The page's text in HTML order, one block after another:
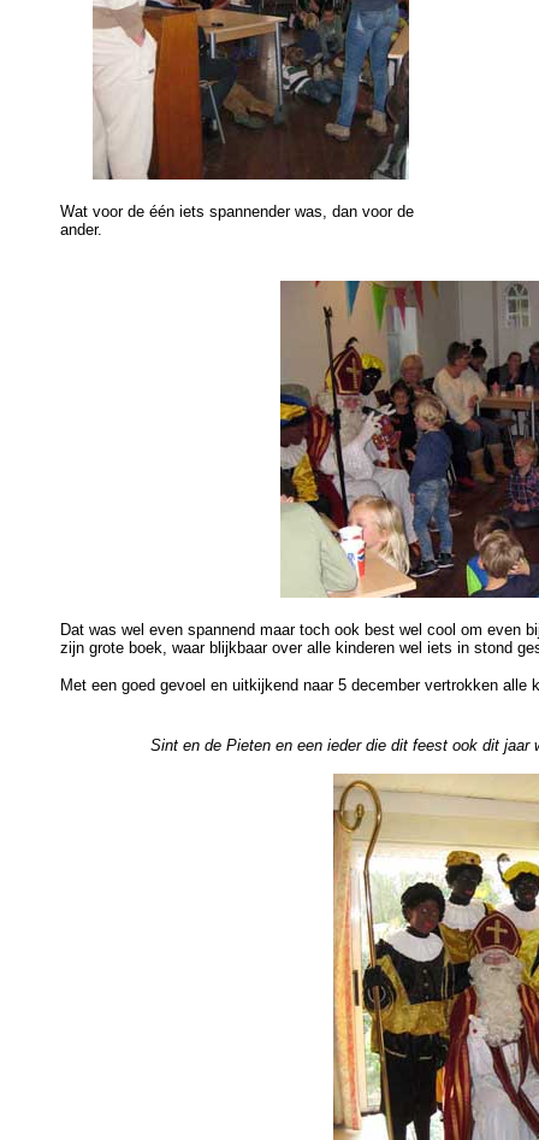
Wat voor de één iets spannender was, dan voor de
ander.
Dat was wel even spannend maar toch ook best wel cool om even
zijn grote boek, waar blijkbaar over alle kinderen wel iets in stond
Met een goed gevoel en uitkijkend naar 5 december vertrokken alle
Sint en de Pieten en een ieder die dit feest ook dit jaar